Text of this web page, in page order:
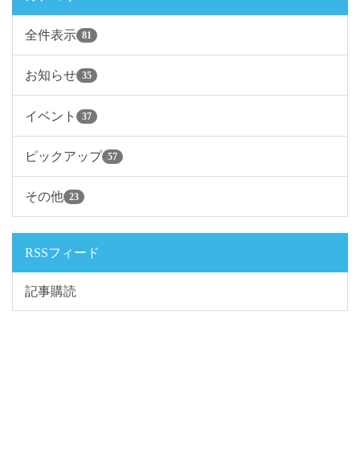
全件表示 81
お知らせ 35
イベント 37
ピックアップ 57
その他 23
RSSフィード
記事購読